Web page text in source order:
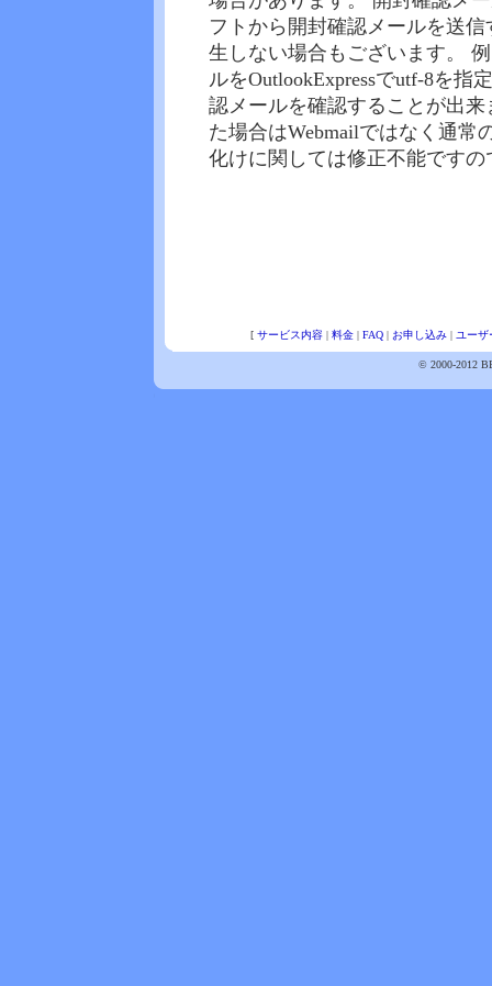
フトから開封確認メールを送
生しない場合もございます。
ルをOutlookExpressでutf-8を指
認メールを確認することが出
た場合はWebmailではなく通常
化けに関しては修正不能です
[ サービス内容| 料金| FAQ| お申し込み| ユーザ
© 2000-2012